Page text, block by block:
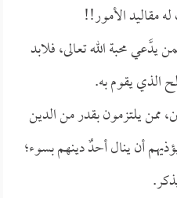
مقاليد الأمور!!
يدَّعي محبة الله تعالى، فلابد
الذي يقوم به.
ممن يلتزمون بقدر من الدين
أن ينال أحدٌ دينهم بسوء؛